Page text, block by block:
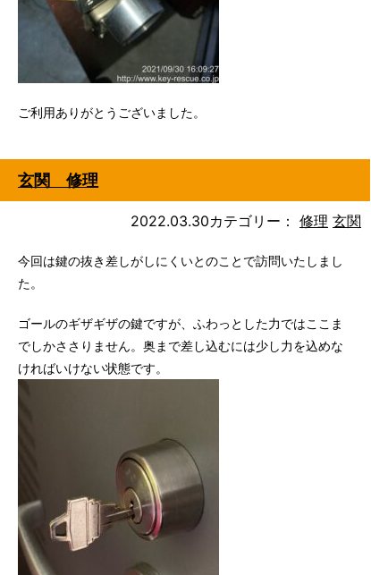
ご利用ありがとうございました。
玄関 修理
2022.03.30カテゴリー： 修理 玄関
今回は鍵の抜き差しがしにくいとのことで訪問いたしまし
た。
ゴールのギザギザの鍵ですが、ふわっとした力ではここま
でしかささりません。奥まで差し込むには少し力を込めな
ければいけない状態です。